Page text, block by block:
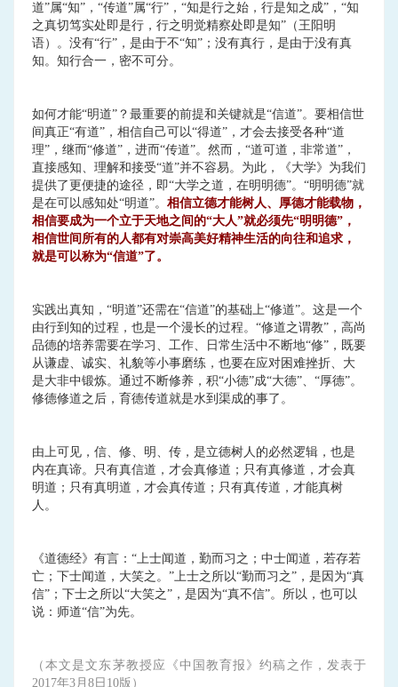
道”属“知”，“传道”属“行”，“知是行之始，行是知之成”，“知
之真切笃实处即是行，行之明觉精察处即是知”（王阳明
语）。没有“行”，是由于不“知”；没有真行，是由于没有真
知。知行合一，密不可分。
如何才能“明道”？最重要的前提和关键就是“信道”。要相信世
间真正“有道”，相信自己可以“得道”，才会去接受各种“道
理”，继而“修道”，进而“传道”。然而，“道可道，非常道”，
直接感知、理解和接受“道”并不容易。为此，《大学》为我们
提供了更便捷的途径，即“大学之道，在明明德”。“明明德”就
是在可以感知处“明道”。 相信立德才能树人、厚德才能载物，
相信要成为一个立于天地之间的“大人”就必须先“明明德”，
相信世间所有的人都有对崇高美好精神生活的向往和追求，
就是可以称为“信道”了。
实践出真知，“明道”还需在“信道”的基础上“修道”。这是一个
由行到知的过程，也是一个漫长的过程。“修道之谓教”，高尚
品德的培养需要在学习、工作、日常生活中不断地“修”，既要
从谦虚、诚实、礼貌等小事磨练，也要在应对困难挫折、大
是大非中锻炼。通过不断修养，积“小德”成“大德”、“厚德”。
修德修道之后，育德传道就是水到渠成的事了。
由上可见，信、修、明、传，是立德树人的必然逻辑，也是
内在真谛。只有真信道，才会真修道；只有真修道，才会真
明道；只有真明道，才会真传道；只有真传道，才能真树
人。
《道德经》有言：“上士闻道，勤而习之；中士闻道，若存若
亡；下士闻道，大笑之。”上士之所以“勤而习之”，是因为“真
信”；下士之所以“大笑之”，是因为“真不信”。所以，也可以
说：师道“信”为先。
（本文是文东茅教授应《中国教育报》约稿之作，发表于
2017年3月8日10版）